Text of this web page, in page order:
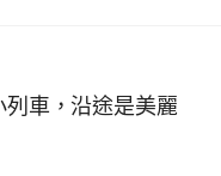
列車，沿途是美麗